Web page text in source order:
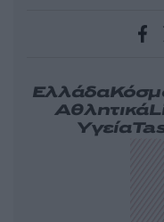
Ελλάδα
Αθλητικά
Υγεία